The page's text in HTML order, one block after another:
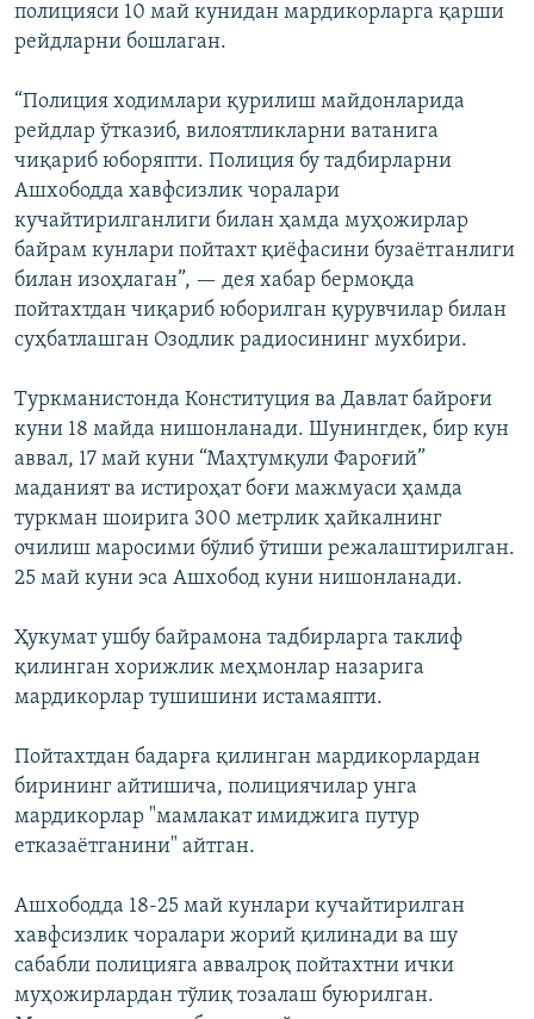
полицияси 10 май кунидан мардикорларга қарши
рейдларни бошлаган.
“Полиция ходимлари қурилиш майдонларида
рейдлар ўтказиб, вилоятликларни ватанига
чиқариб юборяпти. Полиция бу тадбирларни
Ашхободда хавфсизлик чоралари
кучайтирилганлиги билан ҳамда муҳожирлар
байрам кунлари пойтахт қиёфасини бузаётганлиги
билан изоҳлаган”, — дея хабар бермоқда
пойтахтдан чиқариб юборилган қурувчилар билан
суҳбатлашган Озодлик радиосининг мухбири.
Туркманистонда Конституция ва Давлат байроғи
куни 18 майда нишонланади. Шунингдек, бир кун
аввал, 17 май куни “Маҳтумқули Фароғий”
маданият ва истироҳат боғи мажмуаси ҳамда
туркман шоирига 300 метрлик ҳайкалнинг
очилиш маросими бўлиб ўтиши режалаштирилган.
25 май куни эса Ашхобод куни нишонланади.
Ҳукумат ушбу байрамона тадбирларга таклиф
қилинган хорижлик меҳмонлар назарига
мардикорлар тушишини истамаяпти.
Пойтахтдан бадарға қилинган мардикорлардан
бирининг айтишича, полициячилар унга
мардикорлар "мамлакат имиджига путур
етказаётганини" айтган.
Ашхободда 18-25 май кунлари кучайтирилган
хавфсизлик чоралари жорий қилинади ва шу
сабабли полицияга аввалроқ пойтахтни ички
муҳожирлардан тўлиқ тозалаш буюрилган.